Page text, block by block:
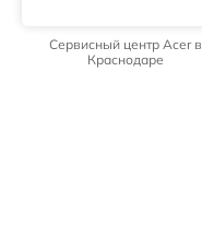
Сервисный центр Acer в
Краснодаре